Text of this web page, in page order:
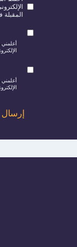
أعلمني
أعلمني